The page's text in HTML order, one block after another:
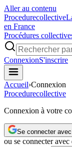
Aller au contenu
Procedurecollective
en France
Procédures
ConnexionS'inscrire
Accueil›Connexion
Procedurecollective
Connexion à votre
Se connecter
ou se connecter avec